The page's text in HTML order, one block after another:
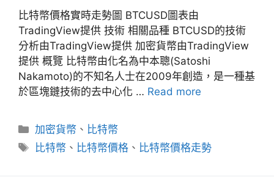
比特幣價格實時走勢圖 BTCUSD圖表由
TradingView提供 技術 相關品種 BTCUSD的技術
分析由TradingView提供 加密貨幣由TradingView
提供 概覽 比特幣由化名為中本聰(Satoshi
Nakamoto)的不知名人士在2009年創造，是一種基
於區塊鏈技術的去中心化 … Read more
分
類
加密貨幣 、 比特幣
標
比特幣 、 比特幣價格 、 比特幣價格走勢